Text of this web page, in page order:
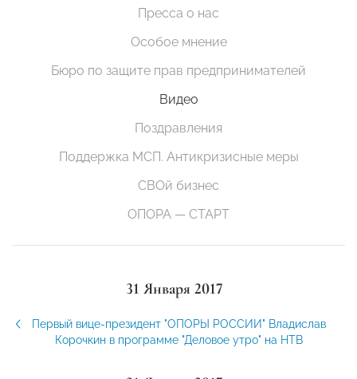
Пресса о нас
Особое мнение
Бюро по защите прав предпринимателей
Видео
Поздравления
Поддержка МСП. Антикризисные меры
СВОй бизнес
ОПОРА — СТАРТ
31 Января 2017
Первый вице-президент "ОПОРЫ РОССИИ" Владислав
Корочкин в программе "Деловое утро" на НТВ